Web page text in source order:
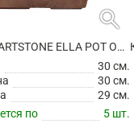
search
КАШПО ARTSTONE ELLA POT OAK
30 см.
30 см.
29 см.
по
5 шт.